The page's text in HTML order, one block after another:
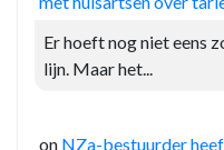
Er hoeft nog niet eens
lijn. Maar het...
on NZa-bestuurder